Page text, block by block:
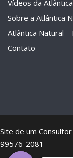
Vídeos da
Sobre a Atlântica
Atlântica Natural –
Contato
Site de um
99576-2081